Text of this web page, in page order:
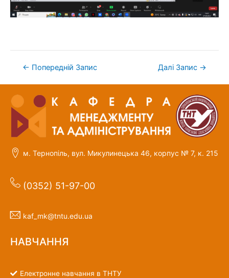
← Попередній Запис Далі Запис →
м. Тернопіль, вул. Микулинецька 46, корпус № 7, к. 215
(0352) 51-97-00
kaf_mk@tntu.edu.ua
НАВЧАННЯ
Електронне навчання в ТНТУ